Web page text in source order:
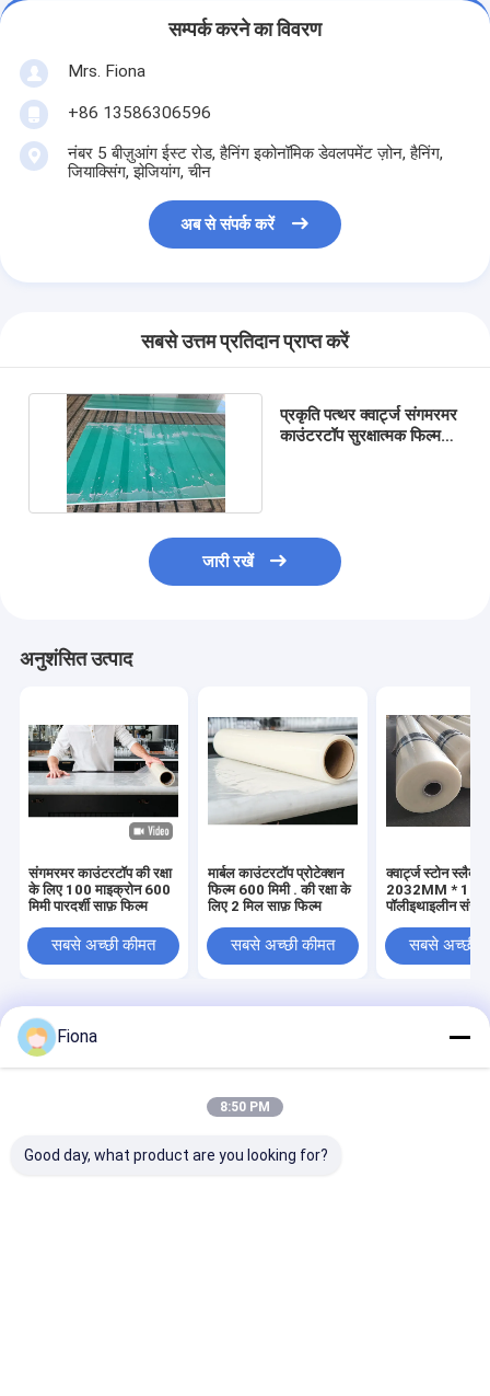
सम्पर्क करने का विवरण
Mrs. Fiona
+86 13586306596
नंबर 5 बीज़ुआंग ईस्ट रोड, हैनिंग इकोनॉमिक डेवलपमेंट ज़ोन, हैनिंग,
जियाक्सिंग, झेजियांग, चीन
अब से संपर्क करें
सबसे उत्तम प्रतिदान प्राप्त करें
प्रकृति पत्थर क्वार्ट्ज संगमरमर
काउंटरटॉप सुरक्षात्मक फिल्म
जारी रखें
अनुशंसित उत्पाद
संगमरमर काउंटरटॉप की रक्षा
के लिए 100 माइक्रोन 600
मिमी पारदर्शी साफ़ फिल्म
सबसे अच्छी कीमत
मार्बल काउंटरटॉप प्रोटेक्शन
फिल्म 600 मिमी . की रक्षा के
लिए 2 मिल साफ़ फिल्म
सबसे अच्छी कीमत
क्वार्ट्ज स्टोन स्लैब
2032MM *
पॉलीइथाइलीन
सबसे अच्छी
Haining Huanan New Material Technology Co.,Ltd. All Rights
Reserved.
Fiona
8:50 PM
Good day, what product are you looking for?